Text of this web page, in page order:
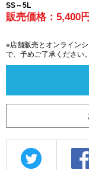
SS～5L
販売価格：5,400円
※店舗販売とオンライン
で、予めご了承ください。